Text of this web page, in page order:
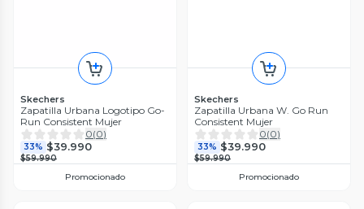
Skechers
Zapatilla Urbana Logotipo Go-
Run Consistent Mujer
0(0)
33% $39.990
$59.990
Promocionado
Skechers
Zapatilla Urbana W. Go Run
Consistent Mujer
0(0)
33% $39.990
$59.990
Promocionado